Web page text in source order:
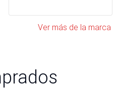
Ver más de la marca